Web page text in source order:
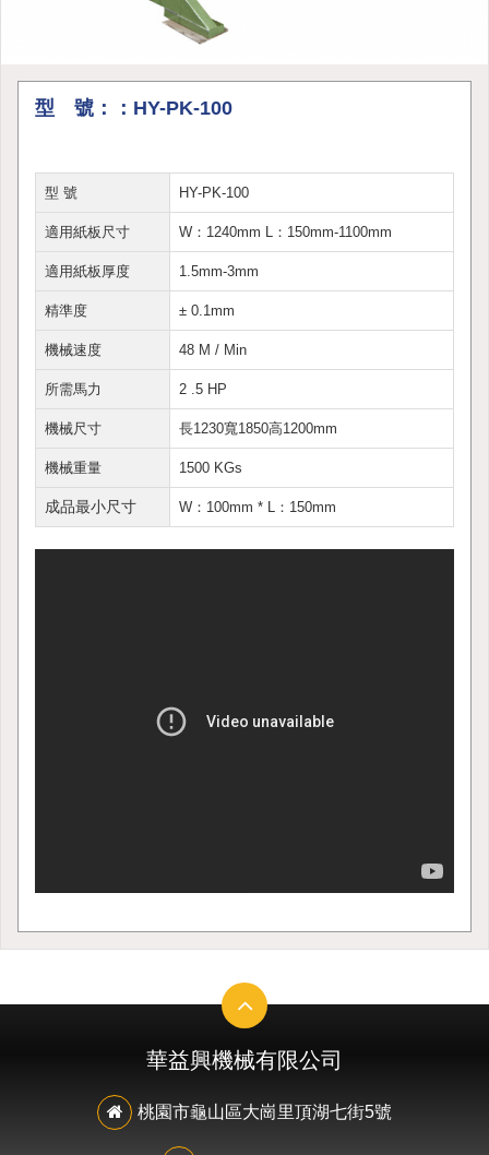
型 號：：HY-PK-100
型 號 HY-PK-100
適用紙板尺寸 W：1240mm L：150mm-1100mm
適用紙板厚度 1.5mm-3mm
精準度 ± 0.1mm
機械速度 48 M / Min
所需馬力 2 .5 HP
機械尺寸 長1230寬1850高1200mm
機械重量 1500 KGs
成品最小尺寸 W：100mm * L：150mm
華益興機械有限公司
桃園市龜山區大崗里頂湖七街5號